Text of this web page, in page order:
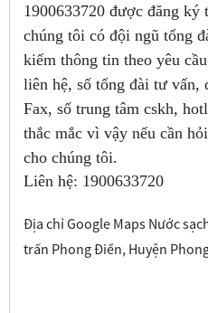
1900633720 được đăng ký
chúng tôi có đội ngũ tổng
kiếm thông tin theo yêu
liên hệ, số tổng đài tư vấn,
Fax, số trung tâm cskh,
thắc mắc vì vậy nếu cần
cho chúng tôi.
Liên hệ: 1900633720
Địa chỉ Google Maps Nước
trấn Phong Điền, Huyện